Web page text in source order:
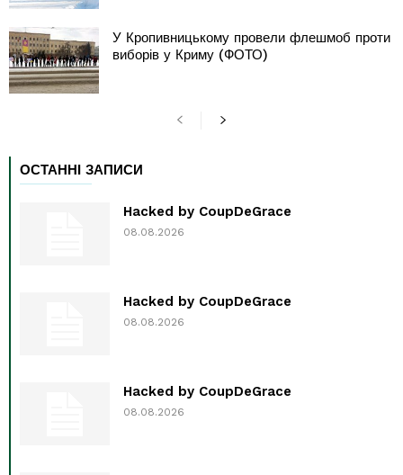
У Кропивницькому провели флешмоб проти
виборів у Криму (ФОТО)
ОСТАННІ ЗАПИСИ
Hacked by CoupDeGrace
08.08.2026
Hacked by CoupDeGrace
08.08.2026
Hacked by CoupDeGrace
08.08.2026